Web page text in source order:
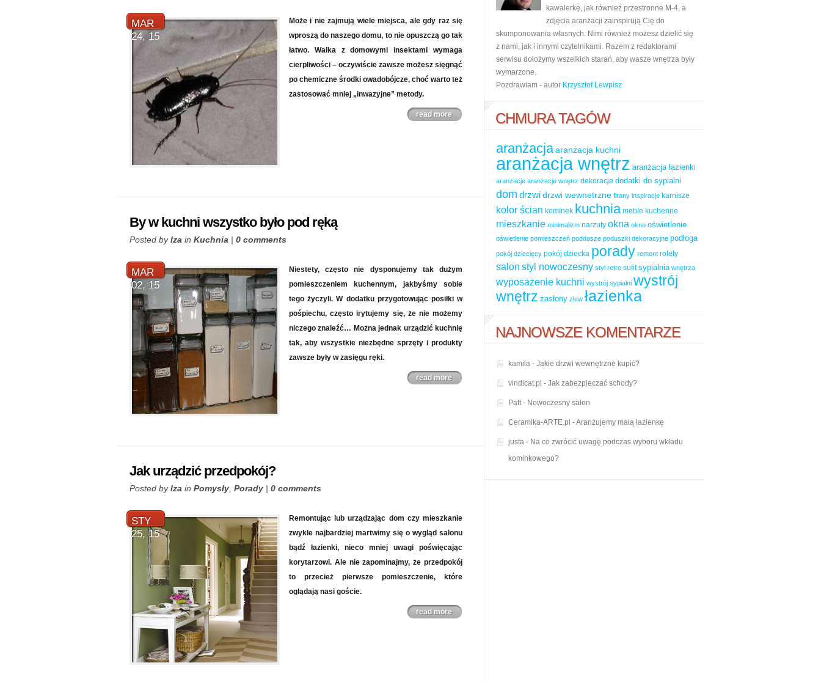
MAR
24, 15
Może i nie zajmują wiele miejsca, ale gdy raz się
wproszą do naszego domu, to nie opuszczą go tak
łatwo. Walka z domowymi insektami wymaga
cierpliwości – oczywiście zawsze możesz sięgnąć
po chemiczne środki owadobójcze, choć warto też
zastosować mniej „inwazyjne” metody.
read more
By w kuchni wszystko było pod ręką
Posted byIza in Kuchnia | 0 comments
MAR
02, 15
Niestety, często nie dysponujemy tak dużym
pomieszczeniem kuchennym, jakbyśmy sobie
tego życzyli. W dodatku przygotowując posiłki w
pośpiechu, często irytujemy się, że nie możemy
niczego znaleźć… Można jednak urządzić kuchnię
tak, aby wszystkie niezbędne sprzęty i produkty
zawsze były w zasięgu ręki.
read more
Jak urządzić przedpokój?
Posted byIza in Pomysły Porady | 0 comments
STY
25, 15
Remontując lub urządzając dom czy mieszkanie
zwykle najbardziej martwimy się o wygląd salonu
bądź łazienki, nieco mniej uwagi poświęcając
korytarzowi. Ale nie zapominajmy, że przedpokój
to przecież pierwsze pomieszczenie, które
oglądają nasi goście.
read more
kawalerkę, jak również przestronne M-4, a
zdjęcia aranżacji zainspirują Cię do
skomponowania własnych. Nimi również możesz dzielić się
z nami, jak i innymi czytelnikami. Razem z redaktorami
serwisu dołożymy wszelkich starań, aby wasze wnętrza były
wymarzone.
Pozdrawiam - autor Krzysztof Lewpisz
CHMURA TAGÓW
aranżacjaaranżacja kuchni
aranżacja wnętrz aranżacja łazienki
aranżacje aranżacje wnętrz dekoracje dodatki do sypialni
dom drzwidrzwi wewnetrzne firany inspiracje karnisze
kolor ścian kominek kuchnia meble kuchenne
mieszkanie minimalizm narzuty okna okno oświetlenie
oświetlenie pomieszczeń poddasze poduszki dekoracyjne podłoga
pokój dziecięcy pokój dziecka porady remont rolety
salon styl nowoczesny styl retro sufit sypialnia wnętrza
wyposażenie kuchni wystrój sypialni wystrój
wnętrz zasłony zlew łazienka
NAJNOWSZE KOMENTARZE
kamila - Jakie drzwi wewnętrzne kupić?
vindicat.pl - Jak zabezpieczać schody?
Patt- Nowoczesny salon
Ceramika-ARTE.pl -Aranżujemy małą łazienkę
justa - Na co zwrócić uwagę podczas wyboru wkładu
kominkowego?